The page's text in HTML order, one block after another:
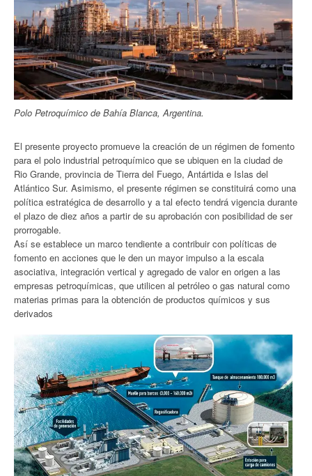
Polo Petroquímico de Bahía Blanca, Argentina.
El presente proyecto promueve la creación de un régimen de fomento
para el polo industrial petroquímico que se ubiquen en la ciudad de
Rio Grande, provincia de Tierra del Fuego, Antártida e Islas del
Atlántico Sur. Asimismo, el presente régimen se constituirá como una
política estratégica de desarrollo y a tal efecto tendrá vigencia durante
el plazo de diez años a partir de su aprobación con posibilidad de ser
prorrogable.
Así se establece un marco tendiente a contribuir con políticas de
fomento en acciones que le den un mayor impulso a la escala
asociativa, integración vertical y agregado de valor en origen a las
empresas petroquímicas, que utilicen al petróleo o gas natural como
materias primas para la obtención de productos químicos y sus
derivados